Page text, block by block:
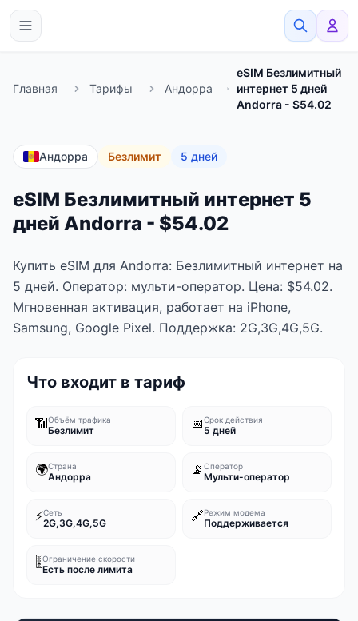
Главная Тарифы Андорра
eSIM Безлимитный
интернет 5 дней
Andorra - $54.02
Андорра Безлимит 5 дней
eSIM Безлимитный интернет 5
дней Andorra - $54.02
Купить eSIM для Andorra: Безлимитный интернет на
5 дней. Оператор: мульти-оператор. Цена: $54.02.
Мгновенная активация, работает на iPhone,
Samsung, Google Pixel. Поддержка: 2G,3G,4G,5G.
Что входит в тариф
📶Объём трафика
Безлимит 📅Срок действия
5 дней
🌍Страна
Андорра 📡 Оператор
Мульти-оператор
⚡Сеть
2G,3G,4G,5G 🔗Режим модема
Поддерживается
🎚️Ограничение скорости
Есть после лимита